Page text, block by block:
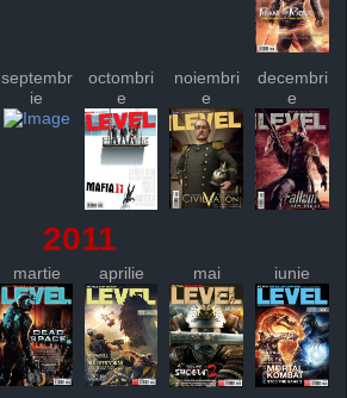
septembr
ie
octombri
e
noiembri
e
decembri
e
2011
martie aprilie mai iunie